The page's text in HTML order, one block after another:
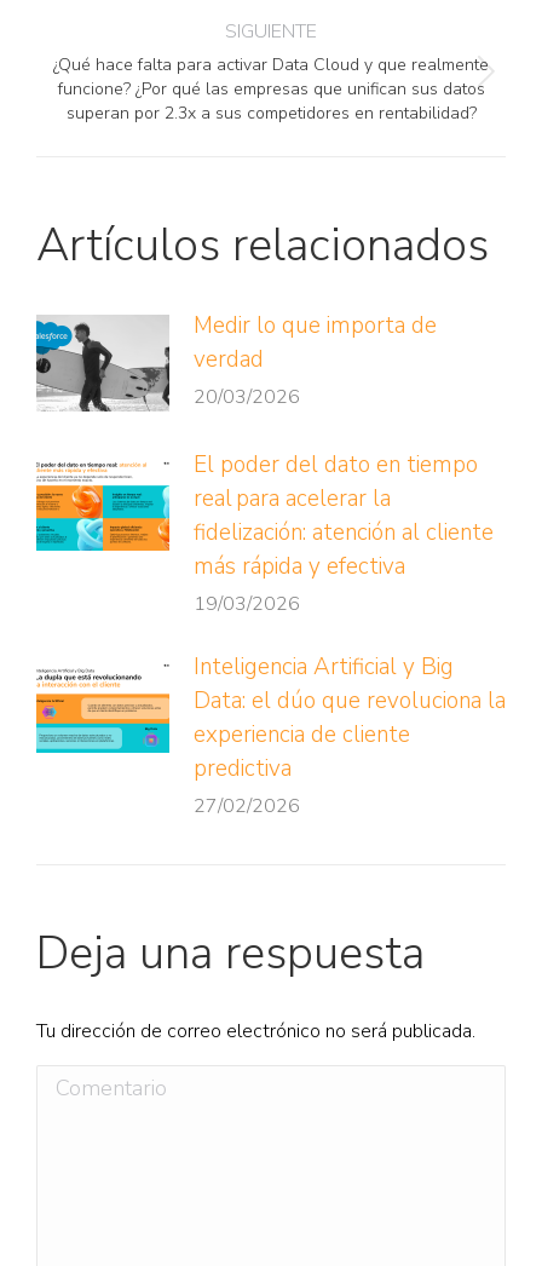
SIGUIENTE
Publicación
siguiente:
¿Qué hace falta para activar Data Cloud y que realmente
funcione? ¿Por qué las empresas que unifican sus datos
superan por 2.3x a sus competidores en rentabilidad?
Artículos relacionados
Medir lo que importa de
verdad
20/03/2026
El poder del dato en tiempo
real para acelerar la
fidelización: atención al cliente
más rápida y efectiva
19/03/2026
Inteligencia Artificial y Big
Data: el dúo que revoluciona la
experiencia de cliente
predictiva
27/02/2026
Deja una respuesta
Tu dirección de correo electrónico no será publicada.
Comentario